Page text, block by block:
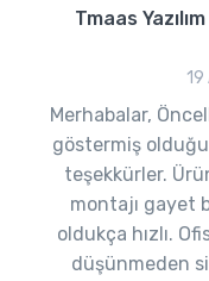
Tmaas
19
Merhabalar,
göstermiş
teşekkürler.
montajı gayet
oldukça hızlı.
düşünmeden